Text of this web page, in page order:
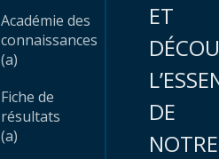
Académie des
connaissances
(a)
Fiche de
résultats
(a)
ET
DE
NOTRE